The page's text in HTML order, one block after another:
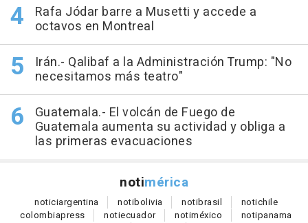
Rafa Jódar barre a Musetti y accede a
octavos en Montreal
Irán.- Qalibaf a la Administración Trump: "No
necesitamos más teatro"
Guatemala.- El volcán de Fuego de
Guatemala aumenta su actividad y obliga a
las primeras evacuaciones
notimérica
noticiargentina notibolivia notibrasil notichile
colombiapress notiecuador notiméxico notipanama